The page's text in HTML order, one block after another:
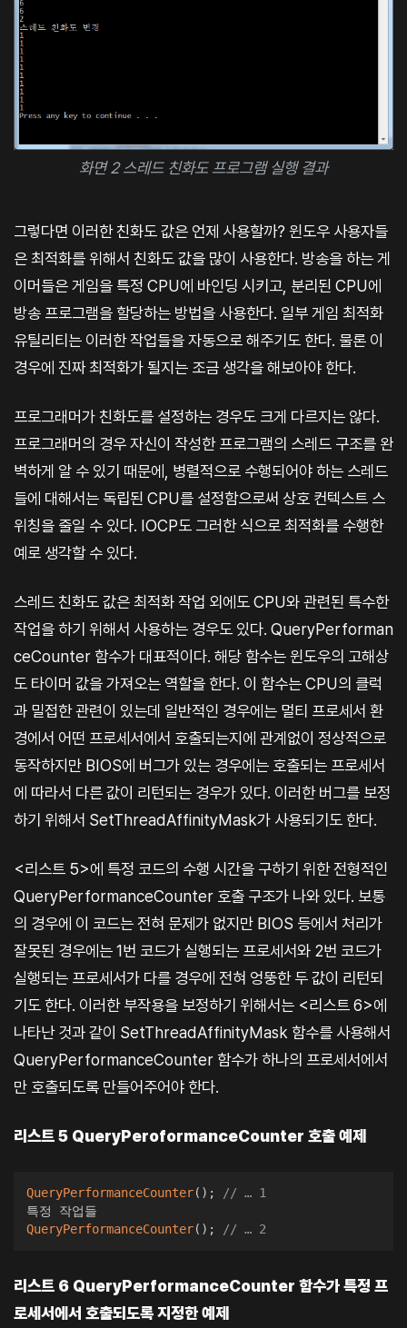
화면 2 스레드 친화도 프로그램 실행 결과
그렇다면 이러한 친화도 값은 언제 사용할까? 윈도우 사용자들
은 최적화를 위해서 친화도 값을 많이 사용한다. 방송을 하는 게
이머들은 게임을 특정 CPU에 바인딩 시키고, 분리된 CPU에
방송 프로그램을 할당하는 방법을 사용한다. 일부 게임 최적화
유틸리티는 이러한 작업들을 자동으로 해주기도 한다. 물론 이
경우에 진짜 최적화가 될지는 조금 생각을 해보아야 한다.
프로그래머가 친화도를 설정하는 경우도 크게 다르지는 않다.
프로그래머의 경우 자신이 작성한 프로그램의 스레드 구조를 완
벽하게 알 수 있기 때문에, 병렬적으로 수행되어야 하는 스레드
들에 대해서는 독립된 CPU를 설정함으로써 상호 컨텍스트 스
위칭을 줄일 수 있다. IOCP도 그러한 식으로 최적화를 수행한
예로 생각할 수 있다.
스레드 친화도 값은 최적화 작업 외에도 CPU와 관련된 특수한
작업을 하기 위해서 사용하는 경우도 있다. QueryPerforman
ceCounter 함수가 대표적이다. 해당 함수는 윈도우의 고해상
도 타이머 값을 가져오는 역할을 한다. 이 함수는 CPU의 클럭
과 밀접한 관련이 있는데 일반적인 경우에는 멀티 프로세서 환
경에서 어떤 프로세서에서 호출되는지에 관계없이 정상적으로
동작하지만 BIOS에 버그가 있는 경우에는 호출되는 프로세서
에 따라서 다른 값이 리턴되는 경우가 있다. 이러한 버그를 보정
하기 위해서 SetThreadAffinityMask가 사용되기도 한다.
<리스트 5>에 특정 코드의 수행 시간을 구하기 위한 전형적인
QueryPerformanceCounter 호출 구조가 나와 있다. 보통
의 경우에 이 코드는 전혀 문제가 없지만 BIOS 등에서 처리가
잘못된 경우에는 1번 코드가 실행되는 프로세서와 2번 코드가
실행되는 프로세서가 다를 경우에 전혀 엉뚱한 두 값이 리턴되
기도 한다. 이러한 부작용을 보정하기 위해서는 <리스트 6>에
나타난 것과 같이 SetThreadAffinityMask 함수를 사용해서
QueryPerformanceCounter 함수가 하나의 프로세서에서
만 호출되도록 만들어주어야 한다.
리스트 5 QueryPeroformanceCounter 호출 예제
QueryPerformanceCounter( ) ;
// … 1
QueryPerformanceCounter( ) ; // … 2
리스트 6 QueryPerformanceCounter 함수가 특정 프
로세서에서 호출되도록 지정한 예제